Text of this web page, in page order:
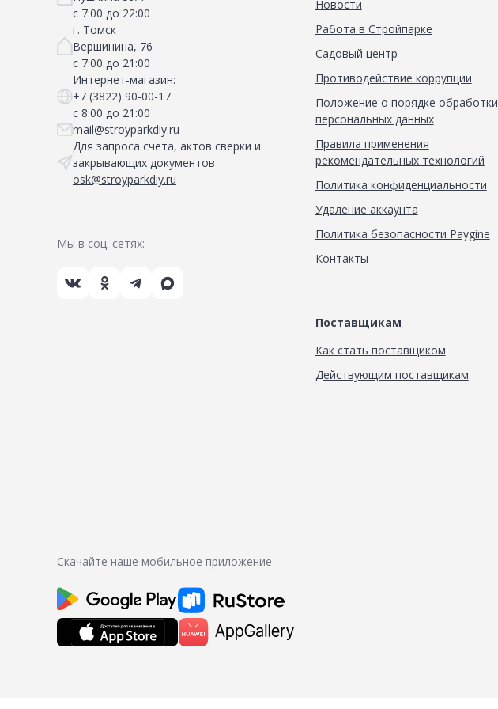
с 7:00 до 22:00
г. Томск
Вершинина, 76
с 7:00 до 21:00
Интернет-магазин:
+7 (3822) 90-00-17
с 8:00 до 21:00
mail@stroyparkdiy.ru
Для запроса счета, актов сверки и
закрывающих документов
osk@stroyparkdiy.ru
Мы в соц. сетях:
Новости
Работа в Стройпарке
Садовый центр
Противодействие коррупции
Положение о порядке обработки
персональных данных
Правила применения
рекомендательных технологий
Политика конфиденциальности
Удаление аккаунта
Политика безопасности Paygine
Контакты
Поставщикам
Как стать поставщиком
Действующим поставщикам
Скачайте наше мобильное приложение